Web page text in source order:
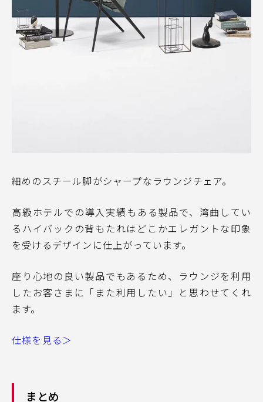
細めのスチール脚がシャープなラウンジチェア。
高級ホテルでの導入実績もある製品で、湾曲してい
るハイバックの背もたれはどこかエレガントな印象
を受けるデザインに仕上がっています。
座り心地の良い製品でもあるため、ラウンジを利用
したお客さまに「また利用したい」と思わせてくれ
ます。
仕様を見る＞
まとめ